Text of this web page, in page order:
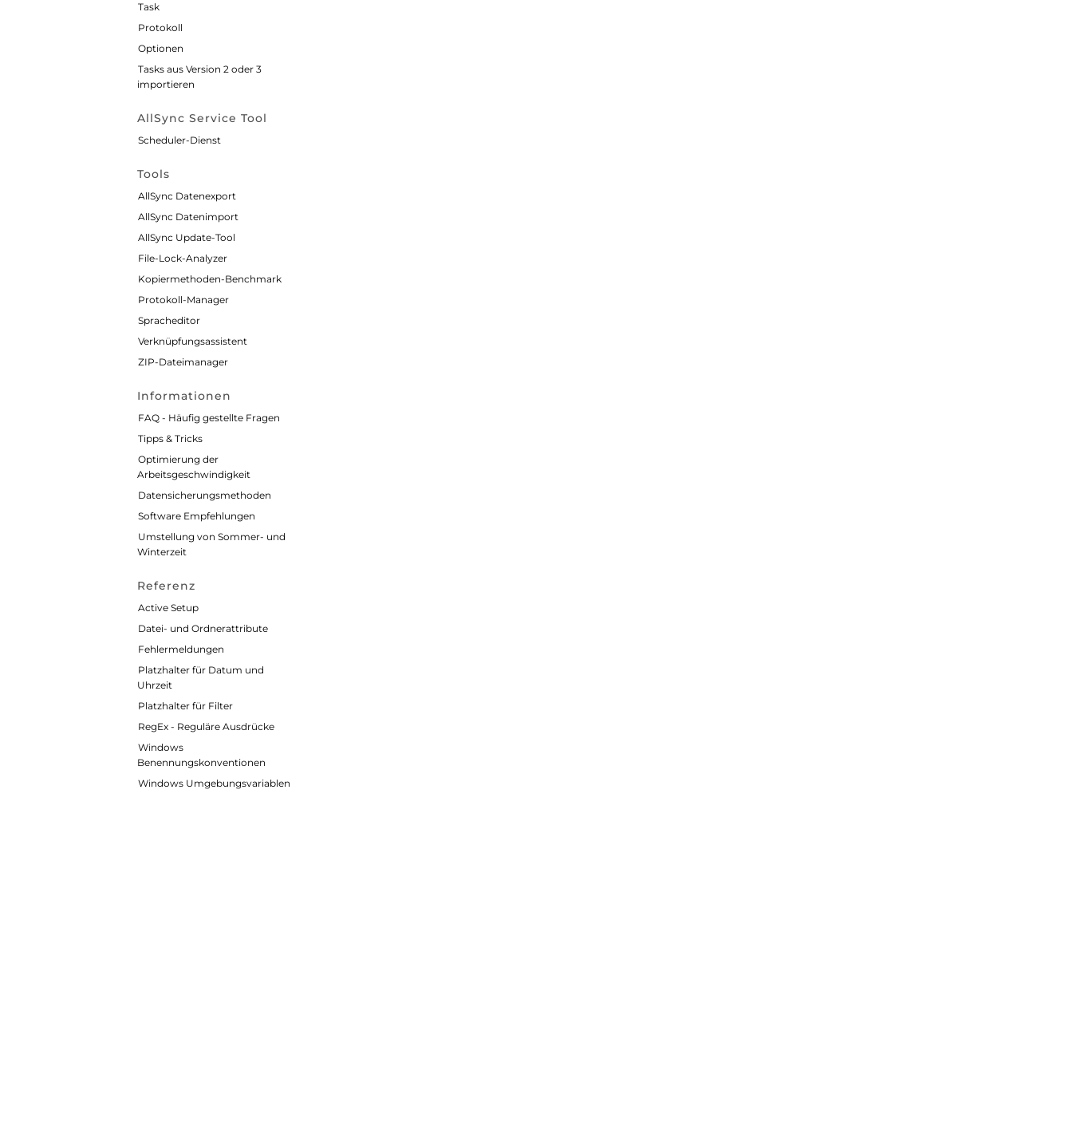
Task
Protokoll
Optionen
Tasks aus Version 2 oder 3
importieren
AllSync Service Tool
Scheduler-Dienst
Tools
AllSync Datenexport
AllSync Datenimport
AllSync Update-Tool
File-Lock-Analyzer
Kopiermethoden-Benchmark
Protokoll-Manager
Spracheditor
Verknüpfungsassistent
ZIP-Dateimanager
Informationen
FAQ - Häufig gestellte Fragen
Tipps & Tricks
Optimierung der
Arbeitsgeschwindigkeit
Datensicherungsmethoden
Software Empfehlungen
Umstellung von Sommer- und
Winterzeit
Referenz
Active Setup
Datei- und Ordnerattribute
Fehlermeldungen
Platzhalter für Datum und
Uhrzeit
Platzhalter für Filter
RegEx - Reguläre Ausdrücke
Windows
Benennungskonventionen
Windows Umgebungsvariablen